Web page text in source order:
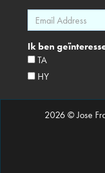
Ik ben
TA
HY
2026 © Jose